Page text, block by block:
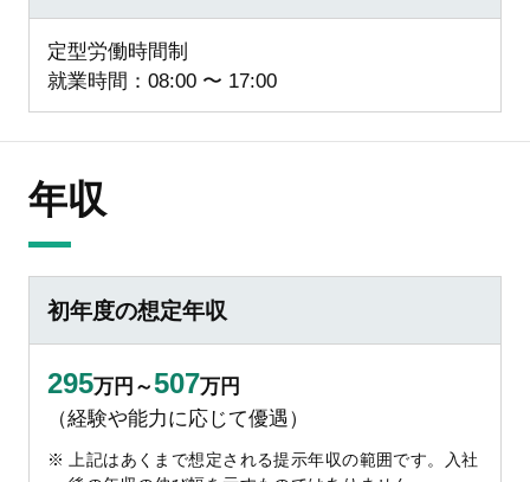
定型労働時間制
就業時間：08:00 〜 17:00
年収
初年度の想定年収
295万円～507万円
（経験や能力に応じて優遇）
上記はあくまで想定される提示年収の範囲です。入社